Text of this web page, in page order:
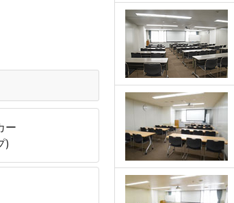
ー
)